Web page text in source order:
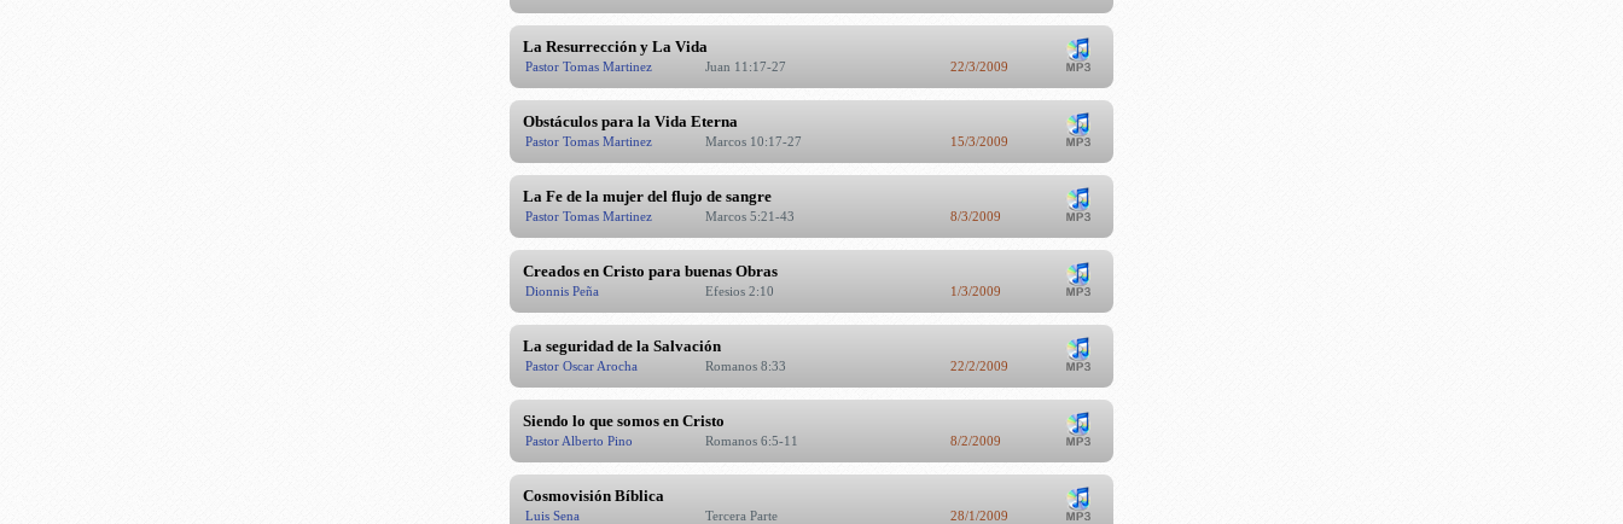
La Resurrección y La Vida
Pastor Tomas Martinez Juan 11:17-27 22/3/2009
Obstáculos para la Vida Eterna
Pastor Tomas Martinez Marcos 10:17-27 15/3/2009
La Fe de la mujer del flujo de sangre
Pastor Tomas Martinez Marcos 5:21-43 8/3/2009
Creados en Cristo para buenas Obras
Dionnis Peña Efesios 2:10 1/3/2009
La seguridad de la Salvación
Pastor Oscar Arocha Romanos 8:33 22/2/2009
Siendo lo que somos en Cristo
Pastor Alberto Pino Romanos 6:5-11 8/2/2009
Cosmovisión Bí­blica
Luis Sena Tercera Parte 28/1/2009